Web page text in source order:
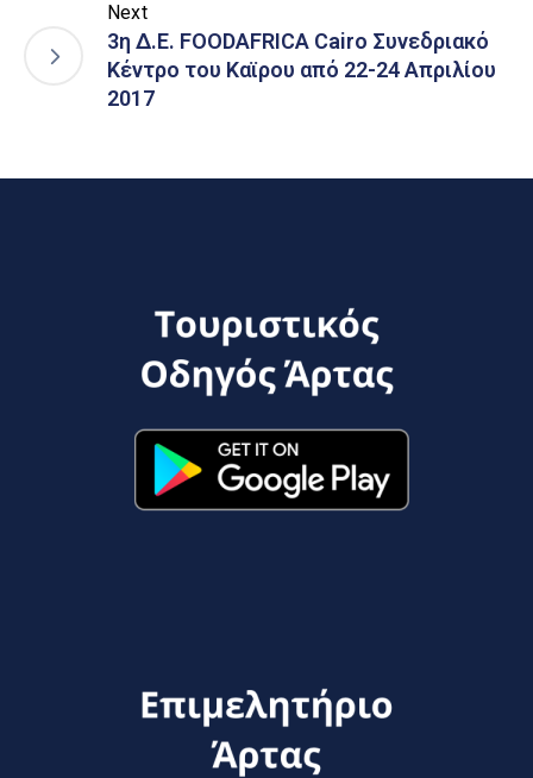
Next
3η Δ.Ε. FOODAFRICA Cairo Συνεδριακό
Κέντρο του Καϊρου από 22-24 Απριλίου
2017